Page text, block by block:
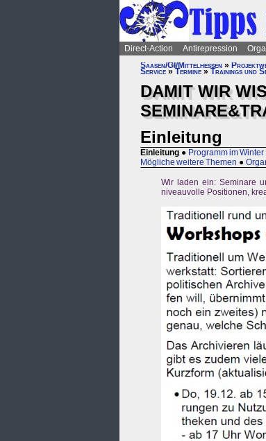
Direct-Action Antirepression
Saasen/GI/Mittelhessen »
Service » Termine » Trainings und
DAMIT WIR
Einleitung
Einleitung ● Programm im
Mögliche weitere Themen ●
Wir laden ein: Seminare
niveauvolle Positionen,